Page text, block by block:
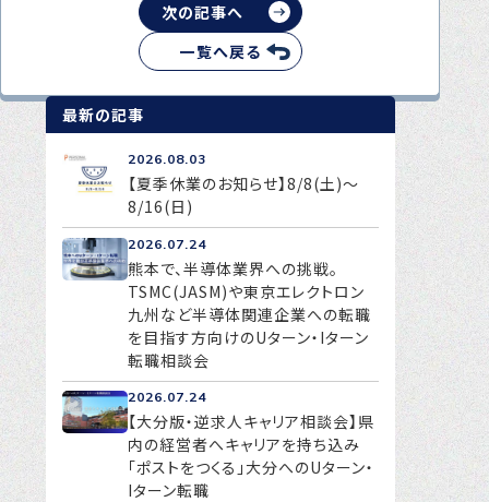
４つの特長で解決
独自の採用スキーム
プライバシーポリシー
一覧へ戻る
次の記事へ
最新の記事
2026.08.03
【夏季休業のお知らせ】8/8(土)～
8/16(日)
2026.07.24
熊本で、半導体業界への挑戦。
TSMC(JASM)や東京エレクトロン
九州など半導体関連企業への転職
を目指す方向けのUターン・Iターン
転職相談会
2026.07.24
【大分版・逆求人キャリア相談会】県
内の経営者へキャリアを持ち込み
「ポストをつくる」大分へのUターン・
Iターン転職